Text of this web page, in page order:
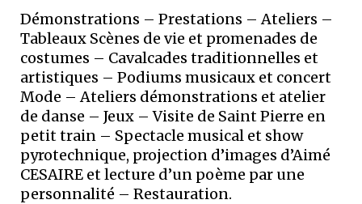
Démonstrations – Prestations – Ateliers –
Tableaux Scènes de vie et promenades de
costumes – Cavalcades traditionnelles et
artistiques – Podiums musicaux et concert
Mode – Ateliers démonstrations et atelier
de danse – Jeux – Visite de Saint Pierre en
petit train – Spectacle musical et show
pyrotechnique, projection d’images d’Aimé
CESAIRE et lecture d’un poème par une
personnalité – Restauration.